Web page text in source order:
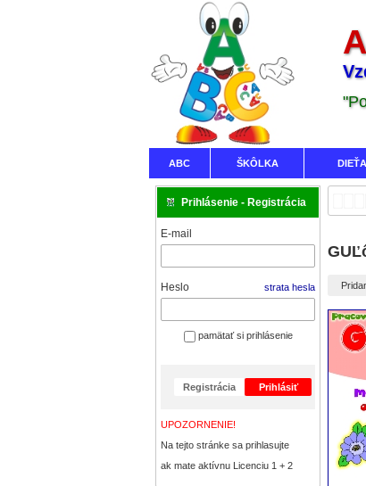
ABC ŠKÔLKA
Prihlásenie - Registrácia
E-mail
Heslo strata hesla
pamätať si prihlásenie
Registrácia Prihlásiť
UPOZORNENIE!
Na tejto stránke sa prihlasujte
ak mate aktívnu Licenciu 1 + 2